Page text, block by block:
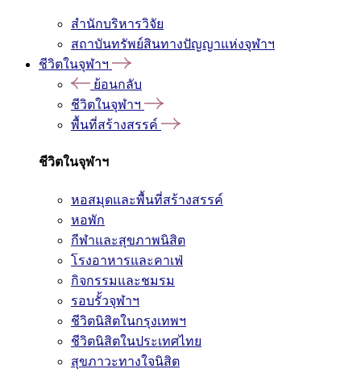
สำนักบริหารวิจัย
สถาบันทรัพย์สินทางปัญญาแห่งจุฬาฯ
ชีวิตในจุฬาฯ
ย้อนกลับ
ชีวิตในจุฬาฯ
พื้นที่สร้างสรรค์
ชีวิตในจุฬาฯ
หอสมุดและพื้นที่สร้างสรรค์
หอพัก
กีฬาและสุขภาพนิสิต
โรงอาหารและคาเฟ่
กิจกรรมและชมรม
รอบรั้วจุฬาฯ
ชีวิตนิสิตในกรุงเทพฯ
ชีวิตนิสิตในประเทศไทย
สุขภาวะทางใจนิสิต